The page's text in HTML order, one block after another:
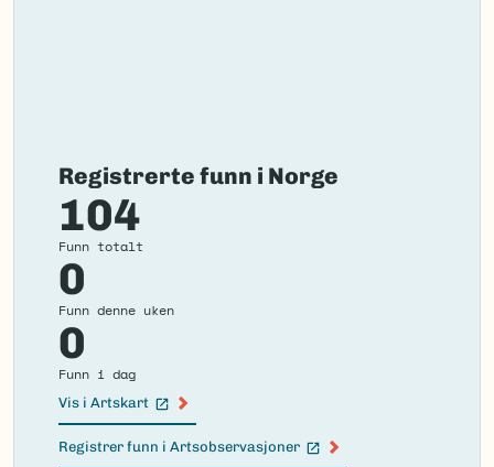
Registrerte funn i Norge
104
Funn totalt
0
Funn denne uken
0
Funn i dag
Vis i Artskart
(Ekstern lenke)
Registrer funn i Artsobservasjoner
(Ekstern lenke)